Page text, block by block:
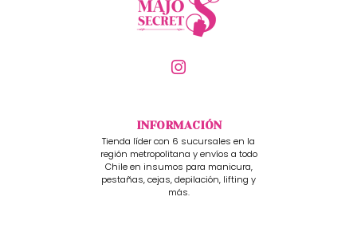
INFORMACIÓN
Tienda líder con 6 sucursales en la
región metropolitana y envíos a todo
Chile en insumos para manicura,
pestañas, cejas, depilación, lifting y
más.